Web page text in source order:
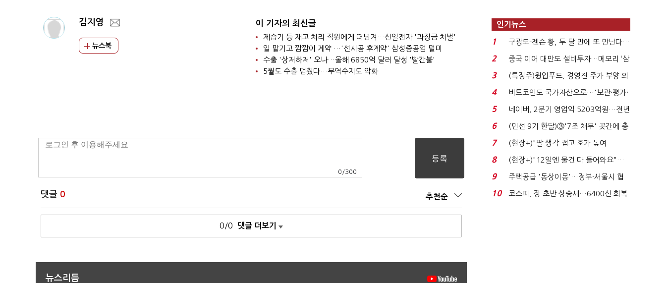
김지영
뉴스북
이 기자의 최신글
제습기 등 재고 처리 직원에게 떠넘겨…신일전자 '과징금 처벌'
일 맡기고 깜깜이 계약 …'선시공 후계약' 삼성중공업 덜미
수출 '상저하저' 오나…올해 6850억 달러 달성 '빨간불'
5월도 수출 멈췄다…무역수지도 악화
0 /300
댓글 0 추천순
0/0 댓글 더보기
뉴스리듬
인기뉴스
1
구광모-젠슨 황, 두 달 만에 또 만난다…
로봇·AI 등 논...
2
중국 이어 대만도 설비투자…메모리 ‘삼
국전쟁’
3
(특징주)윙입푸드, 경영진 주가 부양 의
지에 상한가...
4
비트코인도 국가자산으로…'보관·평가·
처분' 기준은 ...
5
네이버, 2분기 영업익 5203억원…전년
비 0.2% 감소...
6
(민선 9기 한달)③'7조 채무' 곳간에 충
격…추미애, 20년...
7
(현장+)"팔 생각 접고 호가 높여
요"…'덜 똘똘한 한 채' 20...
8
(현장+)"12일엔 물건 다 들어와요"…
빈 매대 채우며 문 연 ...
9
주택공급 '동상이몽'…정부·서울시 협
력 없으면 '공수표'...
10
코스피, 장 초반 상승세…6400선 회복